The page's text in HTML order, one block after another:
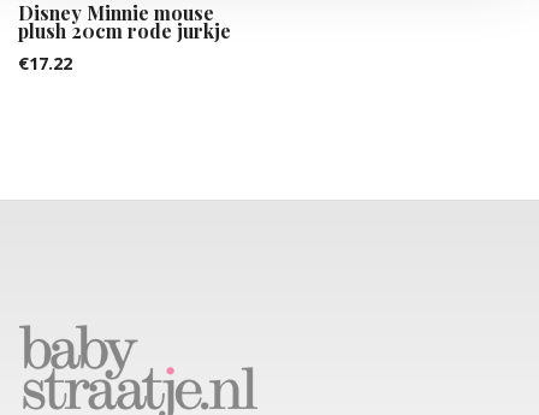
Disney Minnie mouse
plush 20cm rode jurkje
€17.22